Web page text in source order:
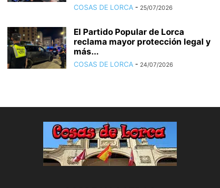
COSAS DE LORCA - 25/07/2026
El Partido Popular de Lorca
reclama mayor protección legal y
más...
COSAS DE LORCA - 24/07/2026